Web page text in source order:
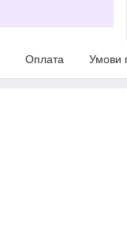
Оплата Умови